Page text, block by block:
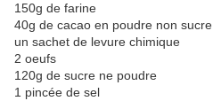
150g de farine
40g de cacao en poudre non sucre
un sachet de levure chimique
2 oeufs
120g de sucre ne poudre
1 pincée de sel